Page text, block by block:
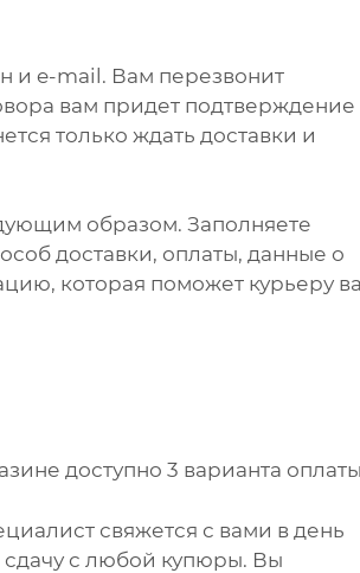
и e-mail. Вам перезвонит
вам придет подтверждение
только ждать доставки и
образом. Заполняете
доставки, оплаты, данные о
которая поможет курьеру
доступно 3 варианта
свяжется с вами в день
сдачу с любой купюры. Вы